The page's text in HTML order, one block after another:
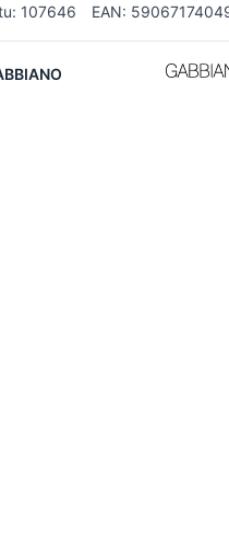
107646 EAN: